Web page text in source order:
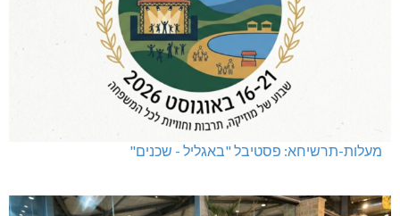
מעלות-תרשיחא: פסטיבל "באגליל - שכנים"